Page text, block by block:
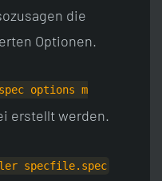
die
Optionen.
options m
erstellt werden.
specfile.spec